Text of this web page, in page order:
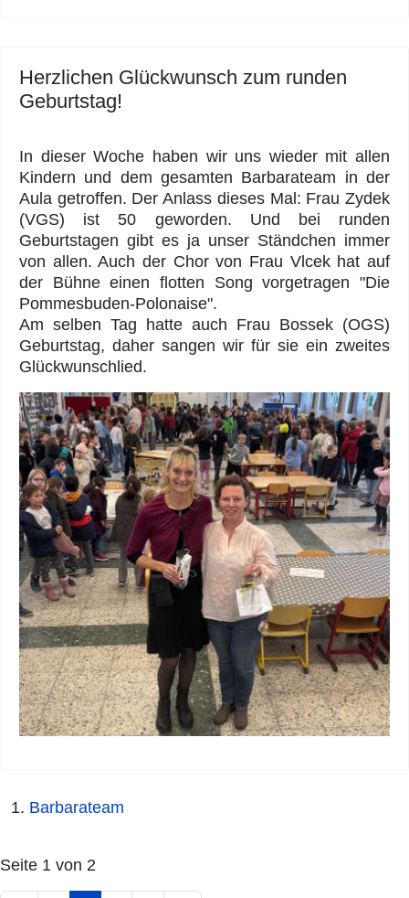
Herzlichen Glückwunsch zum runden
Geburtstag!
In dieser Woche haben wir uns wieder mit allen
Kindern und dem gesamten Barbarateam in der
Aula getroffen. Der Anlass dieses Mal: Frau Zydek
(VGS) ist 50 geworden. Und bei runden
Geburtstagen gibt es ja unser Ständchen immer
von allen. Auch der Chor von Frau Vlcek hat auf
der Bühne einen flotten Song vorgetragen "Die
Pommesbuden-Polonaise".
Am selben Tag hatte auch Frau Bossek (OGS)
Geburtstag, daher sangen wir für sie ein zweites
Glückwunschlied.
Barbarateam
Seite 1 von 2